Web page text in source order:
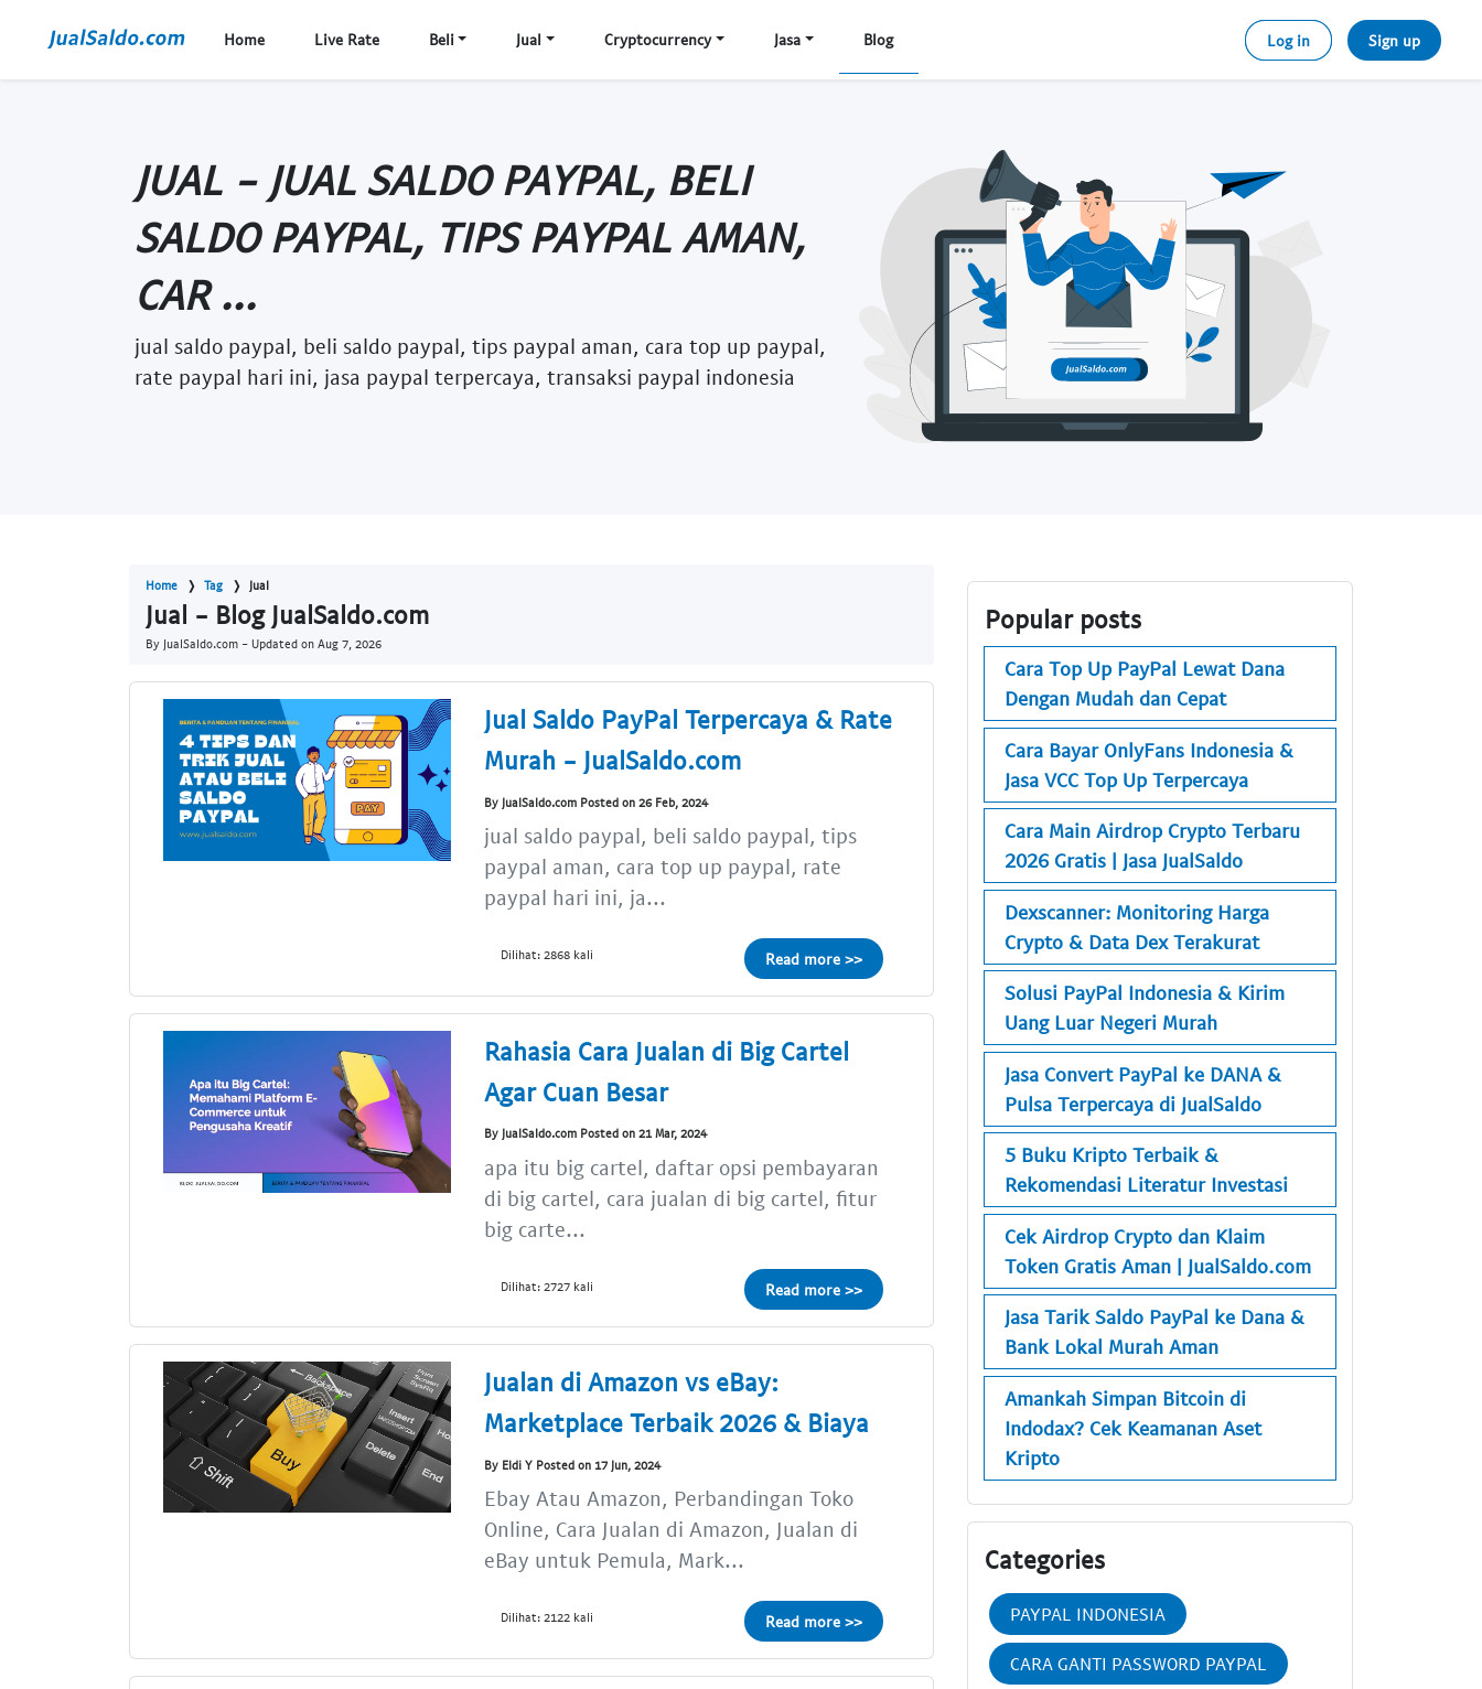
Home Live Rate Beli Jual Cryptocurrency Jasa Blog Log in Sign up
JUAL - JUAL SALDO PAYPAL, BELI
SALDO PAYPAL, TIPS PAYPAL AMAN,
CAR ...
jual saldo paypal, beli saldo paypal, tips paypal aman, cara top up paypal,
rate paypal hari ini, jasa paypal terpercaya, transaksi paypal indonesia
Home Tag Jual
Jual - Blog JualSaldo.com
By JualSaldo.com - Updated on Aug 7, 2026
Jual Saldo PayPal Terpercaya & Rate
Murah - JualSaldo.com
By JualSaldo.com Posted on 26 Feb, 2024
jual saldo paypal, beli saldo paypal, tips
paypal aman, cara top up paypal, rate
paypal hari ini, ja...
Dilihat: 2868 kali Read more >>
Rahasia Cara Jualan di Big Cartel
Agar Cuan Besar
By JualSaldo.com Posted on 21 Mar, 2024
apa itu big cartel, daftar opsi pembayaran
di big cartel, cara jualan di big cartel, fitur
big carte...
Dilihat: 2727 kali Read more >>
Jualan di Amazon vs eBay:
Marketplace Terbaik 2026 & Biaya
By Eldi Y Posted on 17 Jun, 2024
Ebay Atau Amazon, Perbandingan Toko
Online, Cara Jualan di Amazon, Jualan di
eBay untuk Pemula, Mark...
Dilihat: 2122 kali Read more >>
Popular posts
Cara Top Up PayPal Lewat Dana
Dengan Mudah dan Cepat
Cara Bayar OnlyFans Indonesia &
Jasa VCC Top Up Terpercaya
Cara Main Airdrop Crypto Terbaru
2026 Gratis | Jasa JualSaldo
Dexscanner: Monitoring Harga
Crypto & Data Dex Terakurat
Solusi PayPal Indonesia & Kirim
Uang Luar Negeri Murah
Jasa Convert PayPal ke DANA &
Pulsa Terpercaya di JualSaldo
5 Buku Kripto Terbaik &
Rekomendasi Literatur Investasi
Cek Airdrop Crypto dan Klaim
Token Gratis Aman | JualSaldo.com
Jasa Tarik Saldo PayPal ke Dana &
Bank Lokal Murah Aman
Amankah Simpan Bitcoin di
Indodax? Cek Keamanan Aset
Kripto
Categories
PAYPAL INDONESIA
CARA GANTI PASSWORD PAYPAL